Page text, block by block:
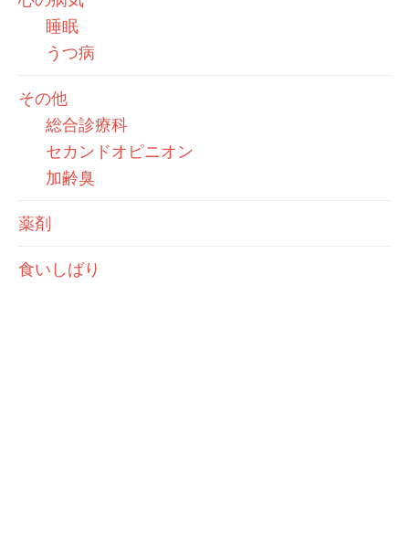
睡眠
うつ病
その他
総合診療科
セカンドオピニオン
加齢臭
薬剤
食いしばり